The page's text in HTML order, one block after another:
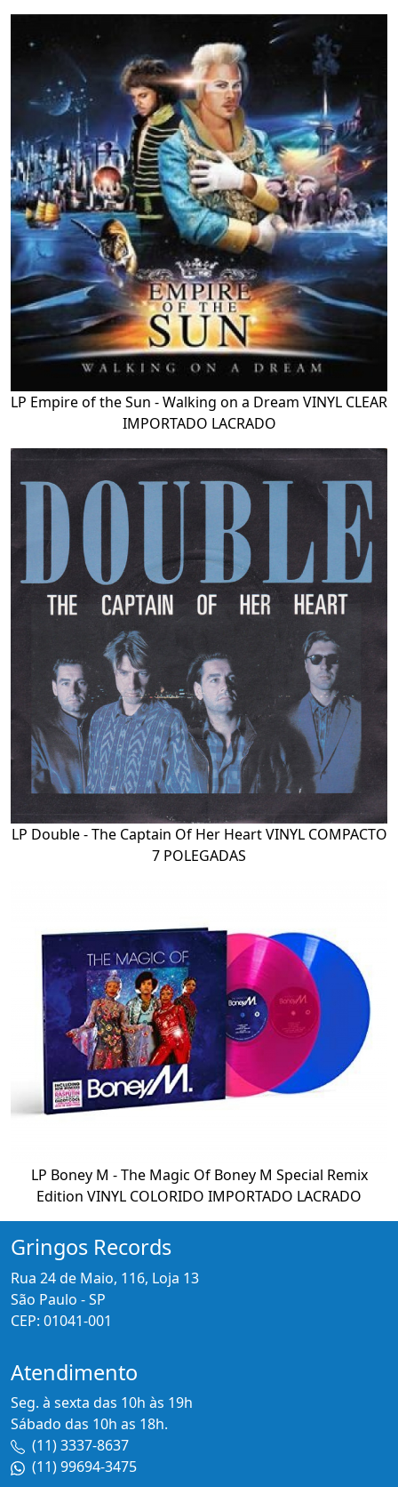
LP Empire of the Sun - Walking on a Dream VINYL CLEAR
IMPORTADO LACRADO
LP Double - The Captain Of Her Heart VINYL COMPACTO
7 POLEGADAS
LP Boney M - The Magic Of Boney M Special Remix
Edition VINYL COLORIDO IMPORTADO LACRADO
Gringos Records
Rua 24 de Maio, 116, Loja 13
São Paulo - SP
CEP: 01041-001
Atendimento
Seg. à sexta das 10h às 19h
Sábado das 10h as 18h.
(11) 3337-8637
(11) 99694-3475